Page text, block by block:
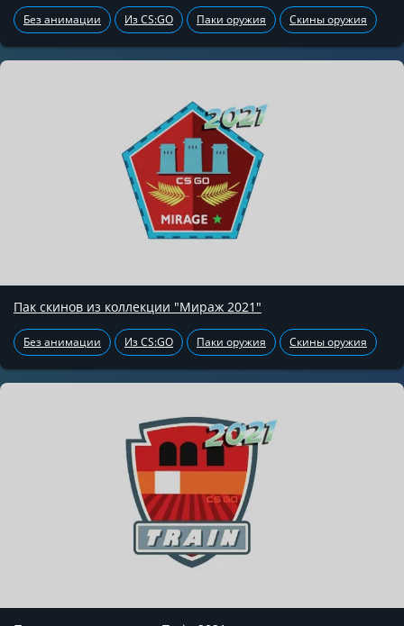
Без анимации Из CS:GO Паки оружия Скины оружия
Пак скинов из коллекции "Мираж 2021"
Без анимации Из CS:GO Паки оружия Скины оружия